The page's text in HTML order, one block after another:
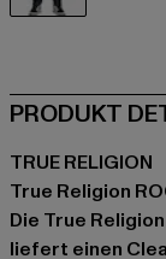
PRODUKT
TRUE RELIGION
True Religion
Die True
liefert einen